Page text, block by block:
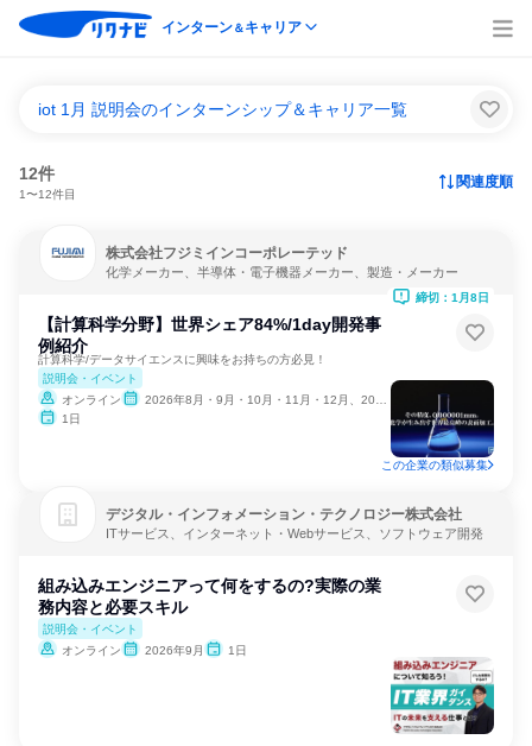
インターン＆キャリア
iot 1月 説明会のインターンシップ＆キャリア一覧
12件
1〜12件目
関連度順
株式会社フジミインコーポレーテッド
化学メーカー、半導体・電子機器メーカー、製造・メーカー
【計算科学分野】世界シェア84%/1day開発事
例紹介
計算科学/データサイエンスに興味をお持ちの方必見！
説明会・イベント
オンライン
2026年8月・9月・10月・11月・12月、2027年1月
1日
締切：1月8日
この企業の類似募集
デジタル・インフォメーション・テクノロジー株式会社
ITサービス、インターネット・Webサービス、ソフトウェア開発
組み込みエンジニアって何をするの?実際の業
務内容と必要スキル
説明会・イベント
オンライン
2026年9月 1日